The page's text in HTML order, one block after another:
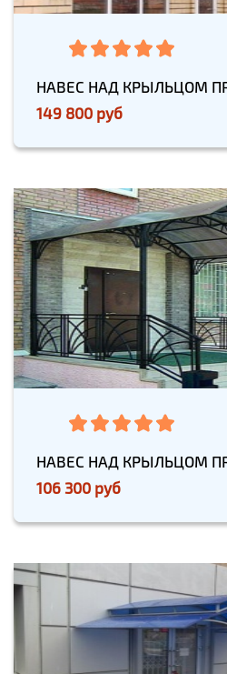
НАВЕС НАД КРЫЛЬЦОМ
149 800 руб
НАВЕС НАД КРЫЛЬЦОМ
106 300 руб